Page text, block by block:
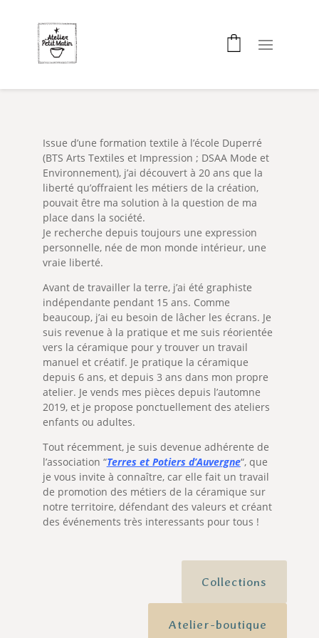
Issue d’une formation textile à l’école Duperré
(BTS Arts Textiles et Impression ; DSAA Mode et
Environnement), j’ai découvert à 20 ans que la
liberté qu’offraient les métiers de la création,
pouvait être ma solution à la question de ma
place dans la société.
Je recherche depuis toujours une expression
personnelle, née de mon monde intérieur, une
vraie liberté.
Avant de travailler la terre, j’ai été graphiste
indépendante pendant 15 ans. Comme
beaucoup, j’ai eu besoin de lâcher les écrans. Je
suis revenue à la pratique et me suis réorientée
vers la céramique pour y trouver un travail
manuel et créatif. Je pratique la céramique
depuis 6 ans, et depuis 3 ans dans mon propre
atelier. Je vends mes pièces depuis l’automne
2019, et je propose ponctuellement des ateliers
enfants ou adultes.
Tout récemment, je suis devenue adhérente de
l’association “Terres et Potiers d’Auvergne“, que
je vous invite à connaître, car elle fait un travail
de promotion des métiers de la céramique sur
notre territoire, défendant des valeurs et créant
des événements très interessants pour tous !
Collections
Atelier-boutique